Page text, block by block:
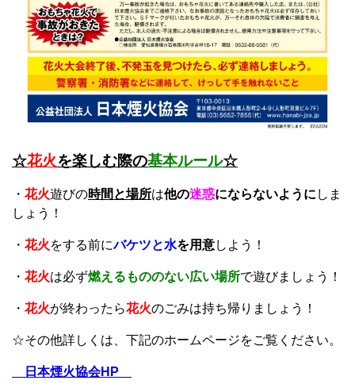
☆花火を楽しむ際の基本ルール☆
・ 花火遊びの時間と場所は他の迷惑にならないように しま
しょう！
・ 花火をする前にバケツと水を用意しよう！
・ 花火は必ず燃えるもののない広い場所で遊びましょう！
・ 花火が終わったら花火のごみは持ち帰りましょう！
☆その他詳しくは、下記のホームページをご覧ください。
日本煙火協会HP